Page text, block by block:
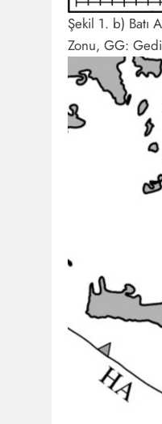
Şekil 1. b) Batı
Zonu, GG: